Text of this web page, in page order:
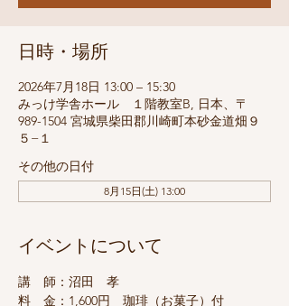
日時・場所
2026年7月18日 13:00 – 15:30
みっけ学舎ホール １階教室B, 日本、〒
989-1504 宮城県柴田郡川崎町本砂金道畑９
５−１
その他の日付
8月15日(土) 13:00
イベントについて
講　師：沼田　孝
料　金：1,600円　珈琲（お菓子）付